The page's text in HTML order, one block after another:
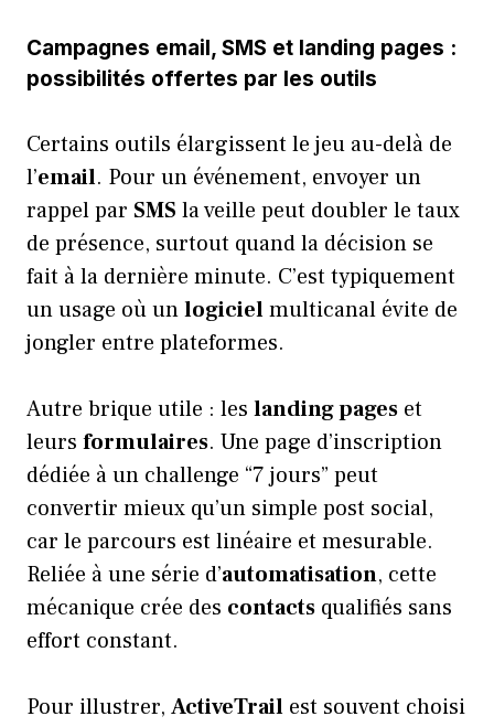
Campagnes email, SMS et landing pages :
possibilités offertes par les outils
Certains outils élargissent le jeu au-delà de
l’email. Pour un événement, envoyer un
rappel par SMS la veille peut doubler le taux
de présence, surtout quand la décision se
fait à la dernière minute. C’est typiquement
un usage où unlogicielmulticanal évite de
jongler entre plateformes.
Autre brique utile : les landing pages et
leurs formulaires. Une page d’inscription
dédiée à un challenge “7 jours” peut
convertir mieux qu’un simple post social,
car le parcours est linéaire et mesurable.
Reliée à une série d’automatisation, cette
mécanique crée des contacts qualifiés sans
effort constant.
Pour illustrer, ActiveTrail est souvent choisi